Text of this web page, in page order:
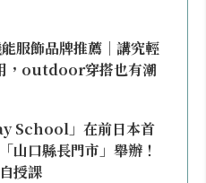
服飾品牌推薦｜講究輕
，outdoor穿搭也有潮
School」在前日本首
山口縣長門市」舉辦！
授課